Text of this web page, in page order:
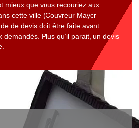
mieux que vous recouriez aux
cette ville (Couvreur Mayer
de devis doit être faite avant
demandés. Plus qu’il parait, un devis